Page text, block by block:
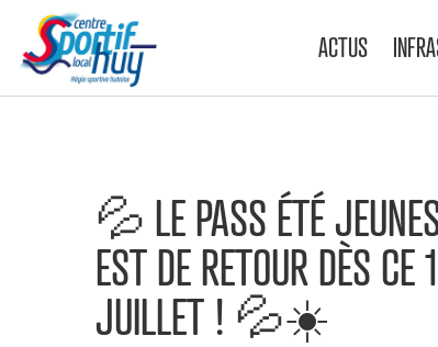
ACTUS
💦 LE PASS ÉTÉ
EST DE RETOUR DÈS CE
JUILLET ! 💦☀️